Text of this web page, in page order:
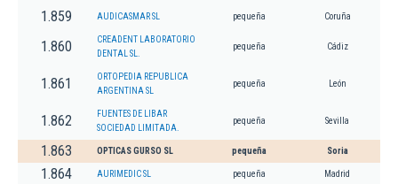
1.859 AUDICASMAR SL pequeña Coruña
1.860
CREADENT LABORATORIO
DENTAL SL.
pequeña Cádiz
1.861
ORTOPEDIA REPUBLICA
ARGENTINA SL
pequeña León
1.862
FUENTES DE LIBAR
SOCIEDAD LIMITADA.
pequeña Sevilla
1.863 OPTICAS GURSO SL pequeña Soria
1.864 AURIMEDIC SL pequeña Madrid